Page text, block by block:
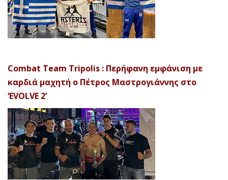
Combat Team Tripolis : Περήφανη εμφάνιση με
καρδιά μαχητή ο Πέτρος Μαστρογιάννης στο
‘EVOLVE 2’